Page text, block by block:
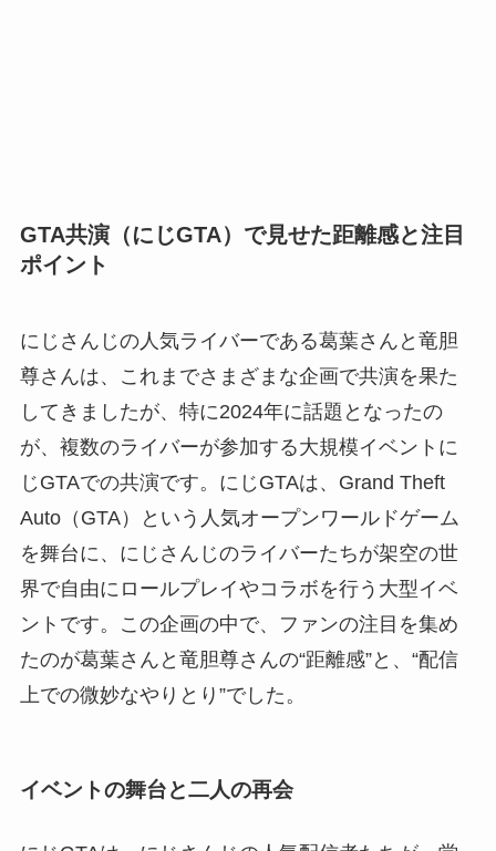
GTA共演（にじGTA）で見せた距離感と注目
ポイント
にじさんじの人気ライバーである葛葉さんと竜胆
尊さんは、これまでさまざまな企画で共演を果た
してきましたが、特に2024年に話題となったの
が、複数のライバーが参加する大規模イベントに
じGTAでの共演です。にじGTAは、Grand Theft
Auto（GTA）という人気オープンワールドゲーム
を舞台に、にじさんじのライバーたちが架空の世
界で自由にロールプレイやコラボを行う大型イベ
ントです。この企画の中で、ファンの注目を集め
たのが葛葉さんと竜胆尊さんの“距離感”と、“配信
上での微妙なやりとり”でした。
イベントの舞台と二人の再会